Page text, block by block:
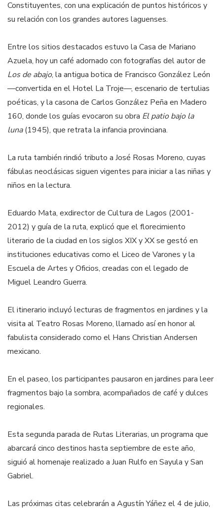
Constituyentes, con una explicación de puntos históricos y
su relación con los grandes autores laguenses.
Entre los sitios destacados estuvo la Casa de Mariano
Azuela, hoy un café adornado con fotografías del autor de
Los de abajo, la antigua botica de Francisco González León
—convertida en el Hotel La Troje—, escenario de tertulias
poéticas, y la casona de Carlos González Peña en Madero
160, donde los guías evocaron su obra El patio bajo la
luna(1945), que retrata la infancia provinciana.
La ruta también rindió tributo a José Rosas Moreno, cuyas
fábulas neoclásicas siguen vigentes para iniciar a las niñas y
niños en la lectura.
Eduardo Mata, exdirector de Cultura de Lagos (2001-
2012) y guía de la ruta, explicó que el florecimiento
literario de la ciudad en los siglos XIX y XX se gestó en
instituciones educativas como el Liceo de Varones y la
Escuela de Artes y Oficios, creadas con el legado de
Miguel Leandro Guerra.
El itinerario incluyó lecturas de fragmentos en jardines y la
visita al Teatro Rosas Moreno, llamado así en honor al
fabulista considerado como el Hans Christian Andersen
mexicano.
En el paseo, los participantes pausaron en jardines para leer
fragmentos bajo la sombra, acompañados de café y dulces
regionales.
Esta segunda parada de Rutas Literarias, un programa que
abarcará cinco destinos hasta septiembre de este año,
siguió al homenaje realizado a Juan Rulfo en Sayula y San
Gabriel.
Las próximas citas celebrarán a Agustín Yáñez el 4 de julio,